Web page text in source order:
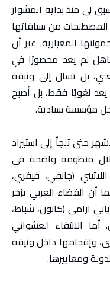
لي منذ بداية المشوار
من سياقاتها
المعيارية. غير أن
لم يعد محصورًا في
بل تسلل إلى وثيقة
لغويًا فقط، بل أصبح
مؤسسة سيادية.
حتى تلجأ إلى استيراد
منظومة واضحة في
(جانفي، فيفري،
الفضاء العربي يزخر
آرامي (كانون، شباط،
الانتقاء العشوائي
وإقحامها داخل وثيقة
ومعاييرها.